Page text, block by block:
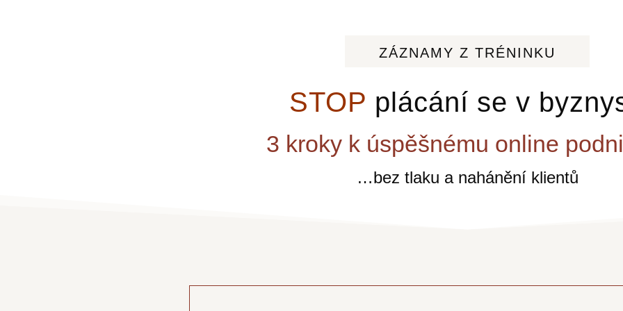
ZÁZNAMY Z TRÉNINKU
STOP plácání se v
3 kroky k úspěšnému online
…bez tlaku a nahánění klientů